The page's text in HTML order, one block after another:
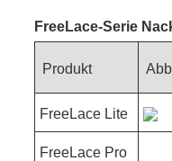
FreeLace-Serie
Produkt
FreeLace Lite
FreeLace Pro